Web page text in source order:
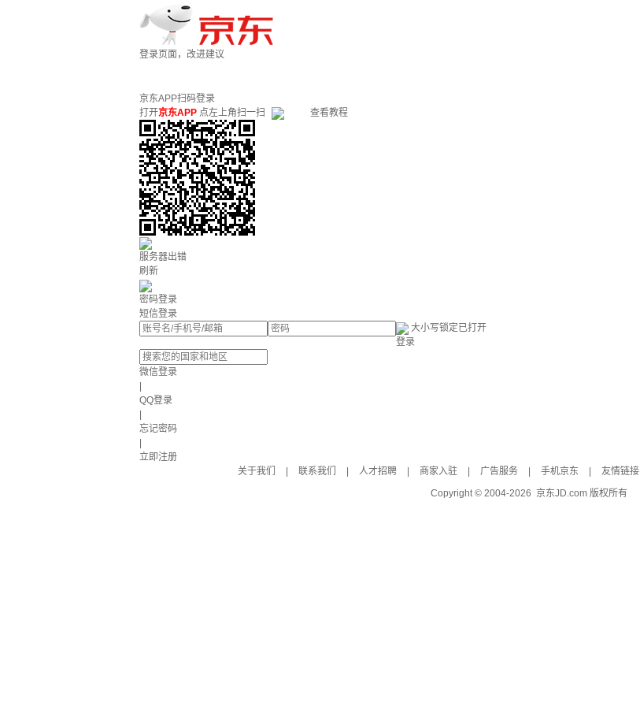
登录页面，改进建议
京东APP扫码登录
打开京东APP 点左上角扫一扫 查看教程
服务器出错
刷新
密码登录
短信登录
大小写锁定已打开
登录
微信登录
QQ登录
忘记密码
立即注册
关于我们
联系我们 人才招聘 商家入驻 广告服务 手机京东 友情链接
Copyright © 2004-2026 京东JD.com 版权所有